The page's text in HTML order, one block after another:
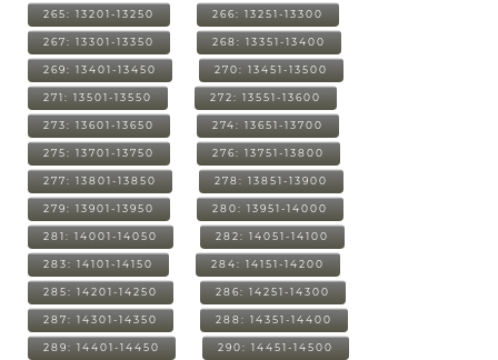
265: 13201-13250 266: 13251-13300
267: 13301-13350 268: 13351-13400
269: 13401-13450 270: 13451-13500
271: 13501-13550 272: 13551-13600
273: 13601-13650 274: 13651-13700
275: 13701-13750 276: 13751-13800
277: 13801-13850 278: 13851-13900
279: 13901-13950 280: 13951-14000
281: 14001-14050 282: 14051-14100
283: 14101-14150 284: 14151-14200
285: 14201-14250 286: 14251-14300
287: 14301-14350 288: 14351-14400
289: 14401-14450 290: 14451-14500